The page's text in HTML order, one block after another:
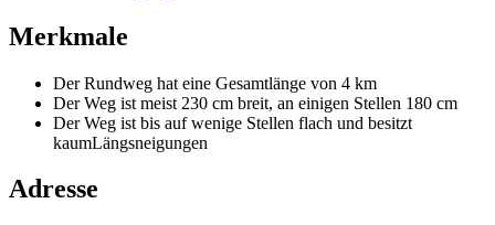
Merkmale
Der Rundweg hat eine Gesamtlänge von 4 km
Der Weg ist meist 230 cm breit, an einigen Stellen 180 cm
Der Weg ist bis auf wenige Stellen flach und besitzt
kaumLängsneigungen
Adresse